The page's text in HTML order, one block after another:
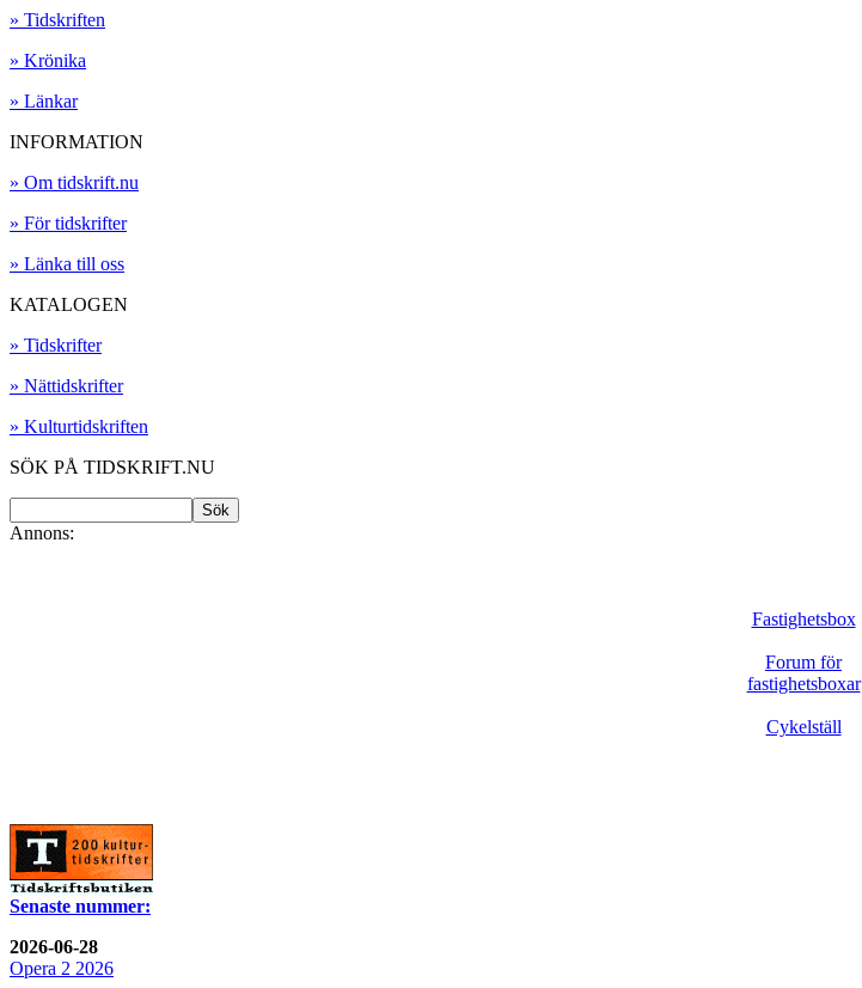
» Tidskriften
» Krönika
» Länkar
INFORMATION
» Om tidskrift.nu
» För tidskrifter
» Länka till oss
KATALOGEN
» Tidskrifter
» Nättidskrifter
» Kulturtidskriften
SÖK PÅ TIDSKRIFT.NU
Annons:
Fastighetsbox
Forum för
fastighetsboxar
Cykelställ
Senaste nummer:
2026-06-28
Opera 2 2026